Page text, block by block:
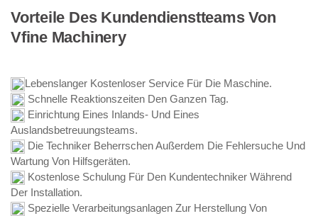
Vorteile Des Kundendienstteams Von
Vfine Machinery
Lebenslanger Kostenloser Service Für Die Maschine.
Schnelle Reaktionszeiten Den Ganzen Tag.
Einrichtung Eines Inlands- Und Eines
Auslandsbetreuungsteams.
Die Techniker Beherrschen Außerdem Die Fehlersuche Und
Wartung Von Hilfsgeräten.
Kostenlose Schulung Für Den Kundentechniker Während
Der Installation.
Spezielle Verarbeitungsanlagen Zur Herstellung Von